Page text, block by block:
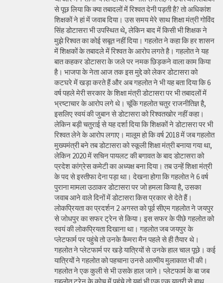
से पूछ लिया कि क्या तबादलों में रिश्वत देनी पड़ती है? तो अधिकांश
शिक्षकों ने हां में जवाब दिया। उस समय मेरे साथ शिक्षा मंत्री गोविंद
सिंह डोटासरा भी उपस्थित थे, लेकिन बाद में किसी भी शिक्षक ने
मुझे रिश्वत का कोई सबूत नहीं दिया। गहलोत ने कहा कि हर शासन
में शिक्षकों के तबादले में रिश्वत के आरोप लगते है। गहलोत ने यह
बात कहकर डोटासरा के जले पर नमक छिड़कने वाला काम किया
है। भाजपा के नेता आज तक इस मुद्दे को लेकर डोटासरा को
कटघरे में खड़ा करते हैं और अब गहलोत ने भी यह बता दिया कि 6
वर्ष पहले मेरी सरकार के शिक्षा मंत्री डोटासरा पर भी तबादलों में
भ्रष्टाचार के आरोप लगे थे। चूंकि गहलोत चतुर राजनीतिज्ञ है,
इसलिए स्वयं की जुबान से डोटासरा को रिश्वतखोर नहीं कहा।
लेकिन बड़ी चतुराई से यह दर्शा दिया कि शिक्षकों ने डोटासरा पर भी
रिश्वत लेने के आरोप लगाए। मालूम हो कि वर्ष 2018 में जब गहलोत
मुख्यमंत्री बने तब डोटासरा को स्कूली शिक्षा मंत्री बनाया गया था,
लेकिन 2020 में सचिन पायलट की बगावत के बाद डोटासरा को
प्रदेश कांग्रेस कमेटी का अध्यक्ष बना दिया। तब उन्हें शिक्षा मंत्री
के पद से इस्तीफा देना पड़ा था। देखना होगा कि गहलोत ने 6 वर्ष
पुराना मामला उठाकर डोटासरा पर जो हमला किया है, उसका
जवाब आने वाले दिनों में डोटासरा किस प्रकार से देते हैं।
लोकप्रियता का प्रदर्शन 2 अगस्त को पूर्व सीएम गहलोत ने जयपुर
से जोधपुर का सफर ट्रेन से किया। इस सफर के पीछे गहलोत को
स्वयं की लोकप्रियता दिखाना था। गहलोत जब जयपुर के
प्लेटफार्म पर पहुंचे तो उनके कैमरा मैन पहले से ही तैयार थे।
गहलोत ने प्लेटफार्म पर खड़े यात्रियों से उनके हाल चाल पूछे। कई
यात्रियों ने गहलोत को पहचाना उनसे आत्मीय मुलाकात भी की।
गहलोत ने एक कुली से भी उसके हाल जाने। प्लेटफार्म के बा जब